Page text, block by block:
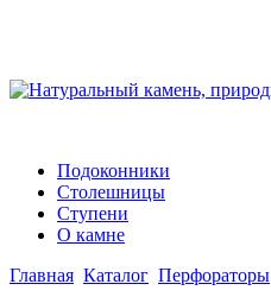
Подоконники
Столешницы
Ступени
О камне
Главная Каталог Перфораторы